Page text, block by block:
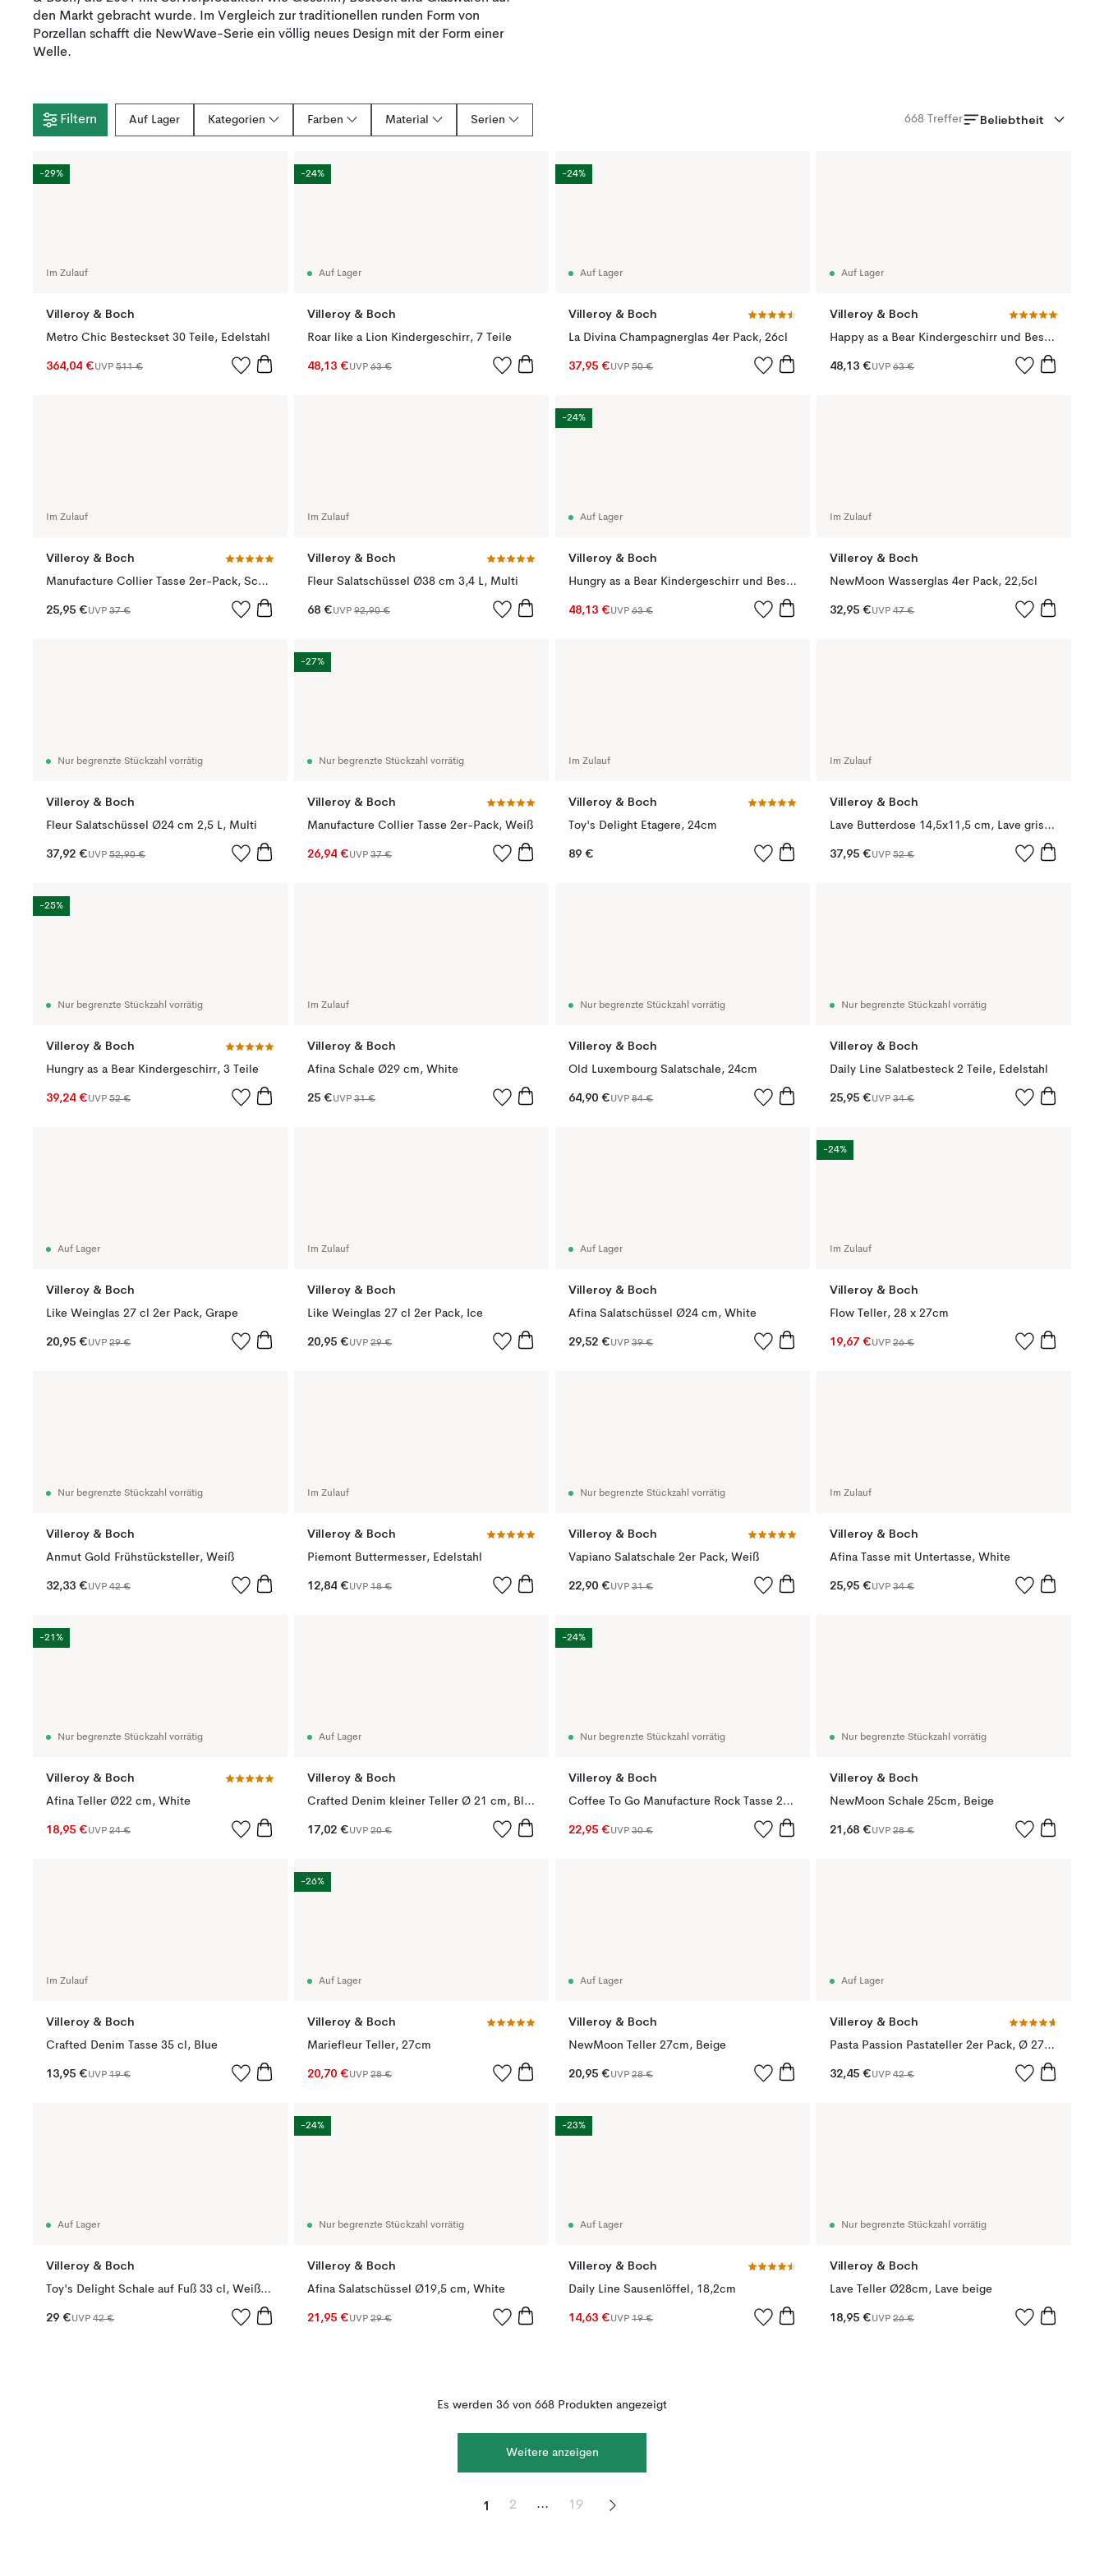
den Markt gebracht wurde. Im Vergleich zur traditionellen runden Form von
Porzellan schafft die NewWave-Serie ein völlig neues Design mit der Form einer
Welle.
Filtern Auf Lager Kategorien Farben Material Serien 668 Treffer Beliebtheit
Im Zulauf
Villeroy & Boch
Metro Chic Besteckset 30 Teile, Edelstahl
364,04 €UVP 511 €
-29%
Auf Lager
Villeroy & Boch
Roar like a Lion Kindergeschirr, 7 Teile
48,13 €UVP 63 €
-24%
Auf Lager
Villeroy & Boch
La Divina Champagnerglas 4er Pack, 26cl
37,95 €UVP 50 €
-24%
Auf Lager
Villeroy & Boch
Happy as a Bear Kindergeschirr und Besteck, 7 Teile
48,13 €UVP 63 €
Im Zulauf
Villeroy & Boch
Manufacture Collier Tasse 2er-Pack, Schwarz
25,95 €UVP 37 €
Im Zulauf
Villeroy & Boch
Fleur Salatschüssel Ø38 cm 3,4 L, Multi
68 €UVP 92,90 €
Auf Lager
Villeroy & Boch
Hungry as a Bear Kindergeschirr und Besteck, 7 Teile
48,13 €UVP 63 €
-24%
Im Zulauf
Villeroy & Boch
NewMoon Wasserglas 4er Pack, 22,5cl
32,95 €UVP 47 €
Nur begrenzte Stückzahl vorrätig
Villeroy & Boch
Fleur Salatschüssel Ø24 cm 2,5 L, Multi
37,92 €UVP 52,90 €
Nur begrenzte Stückzahl vorrätig
Villeroy & Boch
Manufacture Collier Tasse 2er-Pack, Weiß
26,94 €UVP 37 €
-27%
Im Zulauf
Villeroy & Boch
Toy's Delight Etagere, 24cm
89 €
Im Zulauf
Villeroy & Boch
Lave Butterdose 14,5x11,5 cm, Lave gris(grau)
37,95 €UVP 52 €
Nur begrenzte Stückzahl vorrätig
Villeroy & Boch
Hungry as a Bear Kindergeschirr, 3 Teile
39,24 €UVP 52 €
-25%
Im Zulauf
Villeroy & Boch
Afina Schale Ø29 cm, White
25 €UVP 31 €
Nur begrenzte Stückzahl vorrätig
Villeroy & Boch
Old Luxembourg Salatschale, 24cm
64,90 €UVP 84 €
Nur begrenzte Stückzahl vorrätig
Villeroy & Boch
Daily Line Salatbesteck 2 Teile, Edelstahl
25,95 €UVP 34 €
Auf Lager
Villeroy & Boch
Like Weinglas 27 cl 2er Pack, Grape
20,95 €UVP 29 €
Im Zulauf
Villeroy & Boch
Like Weinglas 27 cl 2er Pack, Ice
20,95 €UVP 29 €
Auf Lager
Villeroy & Boch
Afina Salatschüssel Ø24 cm, White
29,52 €UVP 39 €
Im Zulauf
Villeroy & Boch
Flow Teller, 28 x 27cm
19,67 €UVP 26 €
-24%
Nur begrenzte Stückzahl vorrätig
Villeroy & Boch
Anmut Gold Frühstücksteller, Weiß
32,33 €UVP 42 €
Im Zulauf
Villeroy & Boch
Piemont Buttermesser, Edelstahl
12,84 €UVP 18 €
Nur begrenzte Stückzahl vorrätig
Villeroy & Boch
Vapiano Salatschale 2er Pack, Weiß
22,90 €UVP 31 €
Im Zulauf
Villeroy & Boch
Afina Tasse mit Untertasse, White
25,95 €UVP 34 €
Nur begrenzte Stückzahl vorrätig
Villeroy & Boch
Afina Teller Ø22 cm, White
18,95 €UVP 24 €
-21%
Auf Lager
Villeroy & Boch
Crafted Denim kleiner Teller Ø 21 cm, Blue
17,02 €UVP 20 €
Nur begrenzte Stückzahl vorrätig
Villeroy & Boch
Coffee To Go Manufacture Rock Tasse 29cl, Schwarz
22,95 €UVP 30 €
-24%
Nur begrenzte Stückzahl vorrätig
Villeroy & Boch
NewMoon Schale 25cm, Beige
21,68 €UVP 28 €
Im Zulauf
Villeroy & Boch
Crafted Denim Tasse 35 cl, Blue
13,95 €UVP 19 €
Auf Lager
Villeroy & Boch
Mariefleur Teller, 27cm
20,70 €UVP 28 €
-26%
Auf Lager
Villeroy & Boch
NewMoon Teller 27cm, Beige
20,95 €UVP 28 €
Auf Lager
Villeroy & Boch
Pasta Passion Pastateller 2er Pack, Ø 27cm
32,45 €UVP 42 €
Auf Lager
Villeroy & Boch
Toy's Delight Schale auf Fuß 33 cl, Weiß-rot
29 €UVP 42 €
Nur begrenzte Stückzahl vorrätig
Villeroy & Boch
Afina Salatschüssel Ø19,5 cm, White
21,95 €UVP 29 €
-24%
Auf Lager
Villeroy & Boch
Daily Line Sausenlöffel, 18,2cm
14,63 €UVP 19 €
-23%
Nur begrenzte Stückzahl vorrätig
Villeroy & Boch
Lave Teller Ø28cm, Lave beige
18,95 €UVP 26 €
Es werden 36 von 668 Produkten angezeigt
Weitere anzeigen
1 2 ... 19